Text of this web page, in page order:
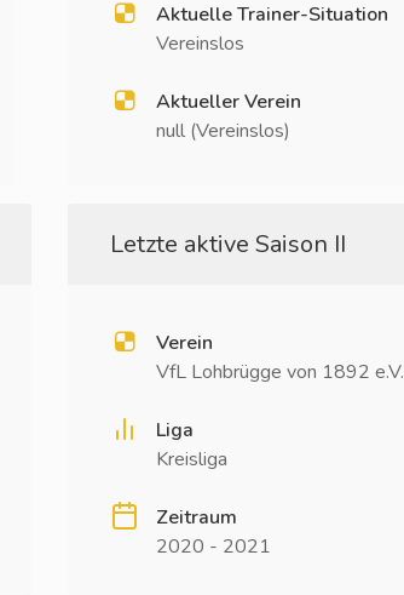
Aktuelle Trainer-Situation
Vereinslos
Aktueller Verein
null (Vereinslos)
Letzte aktive Saison II
Verein
VfL Lohbrügge von 1892 e.V.
Liga
Kreisliga
Zeitraum
2020 - 2021